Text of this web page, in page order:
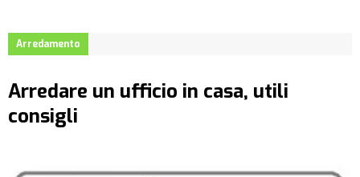
Arredamento
Arredare un ufficio in casa, utili
consigli